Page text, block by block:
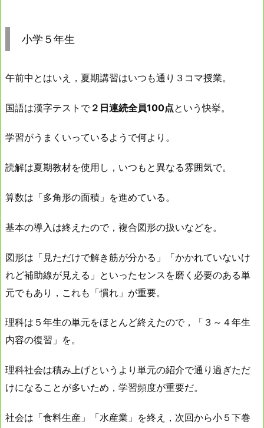
小学５年生
午前中とはいえ，夏期講習はいつも通り３コマ授業。
国語は漢字テストで２日連続全員100点という快挙。
学習がうまくいっているようで何より。
読解は夏期教材を使用し，いつもと異なる雰囲気で。
算数は「多角形の面積」を進めている。
基本の導入は終えたので，複合図形の扱いなどを。
図形は「見ただけで解き筋が分かる」「かかれていないけ
れど補助線が見える」といったセンスを磨く必要のある単
元でもあり，これも「慣れ」が重要。
理科は５年生の単元をほとんど終えたので，「３～４年生
内容の復習」を。
理科社会は積み上げというより単元の紹介で通り過ぎただ
けになることが多いため，学習頻度が重要だ。
社会は「食料生産」「水産業」を終え，次回から小５下巻